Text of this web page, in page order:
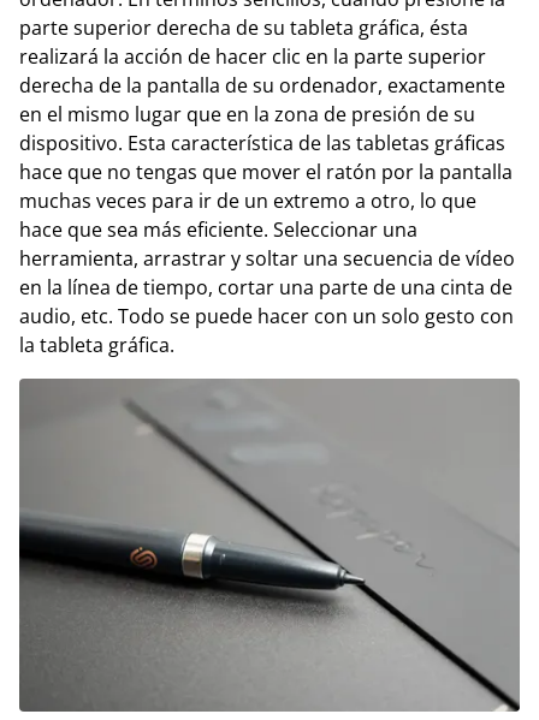
parte superior derecha de su tableta gráfica, ésta
realizará la acción de hacer clic en la parte superior
derecha de la pantalla de su ordenador, exactamente
en el mismo lugar que en la zona de presión de su
dispositivo. Esta característica de las tabletas gráficas
hace que no tengas que mover el ratón por la pantalla
muchas veces para ir de un extremo a otro, lo que
hace que sea más eficiente. Seleccionar una
herramienta, arrastrar y soltar una secuencia de vídeo
en la línea de tiempo, cortar una parte de una cinta de
audio, etc. Todo se puede hacer con un solo gesto con
la tableta gráfica.